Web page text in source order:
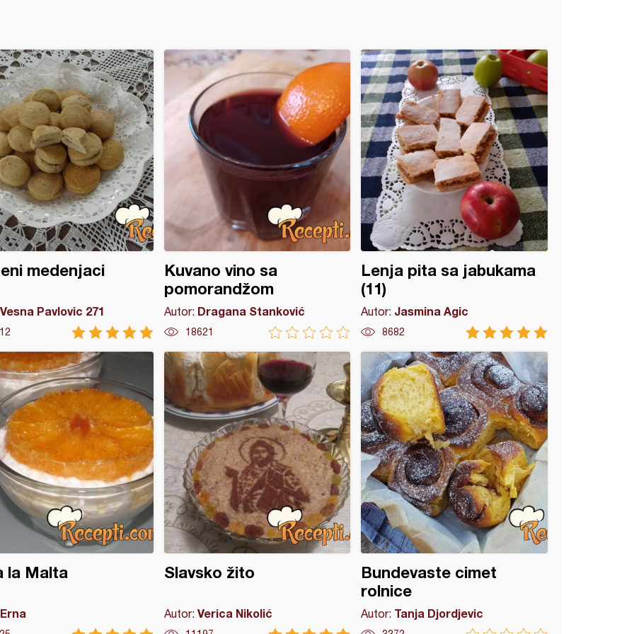
medenjaci
Vesna Pavlovic 271
Kuvano vino sa
pomorandžom
Autor: Dragana Stanković
18621
Lenja pita sa jabukama
(11)
Autor: Jasmina Agic
8682
la Malta
Erna
Slavsko žito
Autor: Verica Nikolić
Bundevaste cimet
rolnice
Autor: Tanja Djordjevic